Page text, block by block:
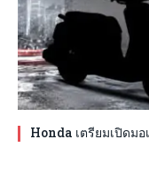
Honda เตรียมเปิดม